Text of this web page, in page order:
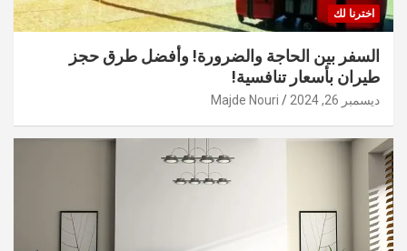
اخترنا لك
السفر بين الحاجة والضرورة! وأفضل طرق حجز
طيران بأسعار تنافسية!
ديسمبر 26, 2024 Majde Nouri